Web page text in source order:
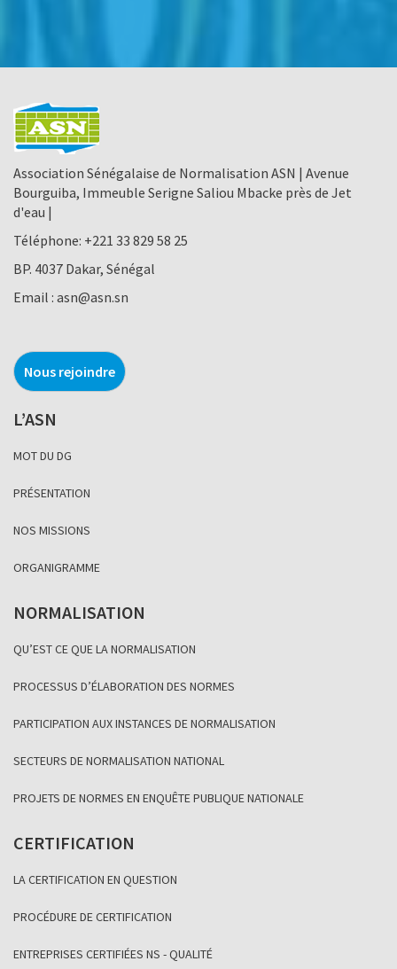
Association Sénégalaise de Normalisation ASN | Avenue
Bourguiba, Immeuble Serigne Saliou Mbacke près de Jet
d'eau |
Téléphone: +221 33 829 58 25
BP. 4037 Dakar, Sénégal
Email : asn@asn.sn
Nous rejoindre
L’ASN
MOT DU DG
PRÉSENTATION
NOS MISSIONS
ORGANIGRAMME
NORMALISATION
QU’EST CE QUE LA NORMALISATION
PROCESSUS D’ÉLABORATION DES NORMES
PARTICIPATION AUX INSTANCES DE NORMALISATION
SECTEURS DE NORMALISATION NATIONAL
PROJETS DE NORMES EN ENQUÊTE PUBLIQUE NATIONALE
CERTIFICATION
LA CERTIFICATION EN QUESTION
PROCÉDURE DE CERTIFICATION
ENTREPRISES CERTIFIÉES NS - QUALITÉ